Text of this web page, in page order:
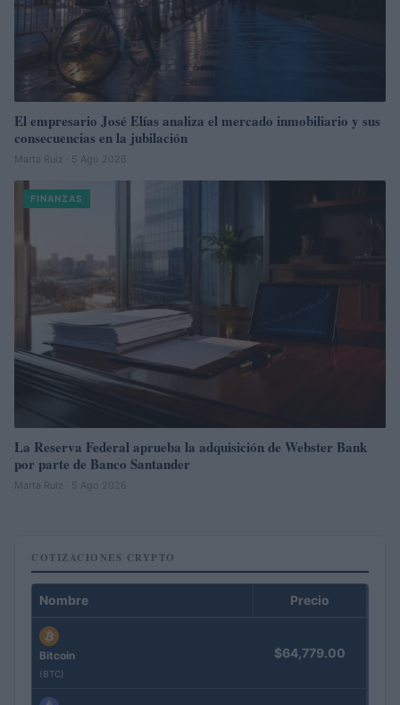
El empresario José Elías analiza el mercado inmobiliario y sus
consecuencias en la jubilación
Marta Ruiz · 5 Ago 2026
FINANZAS
La Reserva Federal aprueba la adquisición de Webster Bank
por parte de Banco Santander
Marta Ruiz · 5 Ago 2026
COTIZACIONES CRYPTO
Nombre Precio
Bitcoin
(BTC)
$64,779.00